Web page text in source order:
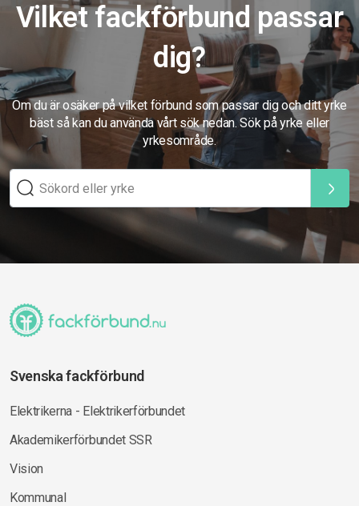
Vilket fackförbund passar
dig?
Om du är osäker på vilket förbund som passar dig och ditt yrke
bäst så kan du använda vårt sök nedan. Sök på yrke eller
yrkesområde.
Svenska fackförbund
Elektrikerna - Elektrikerförbundet
Akademikerförbundet SSR
Vision
Kommunal